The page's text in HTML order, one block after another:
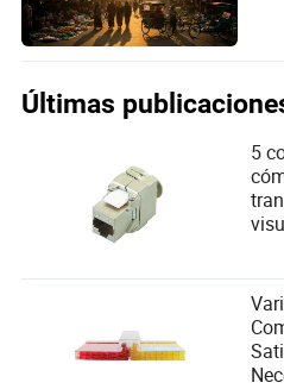
Últimas
5